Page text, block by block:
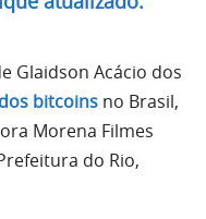
Glaidson Acácio dos
bitcoins no Brasil,
Morena Filmes
do Rio,